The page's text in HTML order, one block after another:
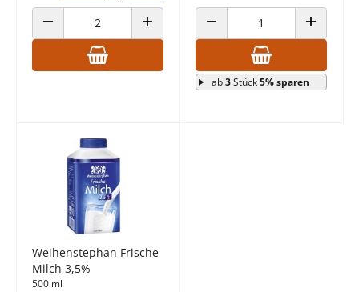
ANZAHL VERRINGERN ANZAHL ERHÖHENANZAHL VERRINGERN ANZAHL
ab3Stück5% sparen
Weihenstephan Frische
Milch 3,5%
500 ml